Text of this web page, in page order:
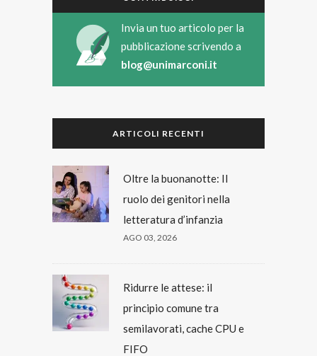
Invia un tuo articolo per la
pubblicazione scrivendo a
blog@unimarconi.it
ARTICOLI RECENTI
Oltre la buonanotte: Il
ruolo dei genitori nella
letteratura d’infanzia
AGO 03, 2026
Ridurre le attese: il
principio comune tra
semilavorati, cache CPU e
FIFO